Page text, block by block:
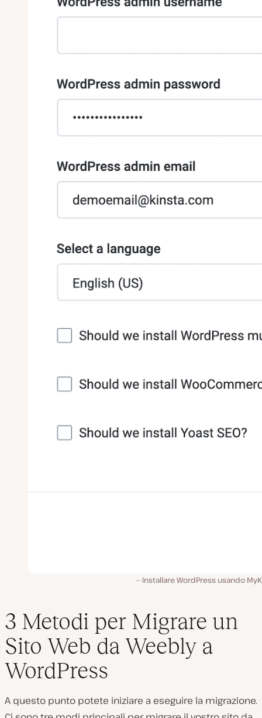
Installare WordPress usando
3 Metodi per Migrare un
Sito Web da Weebly a
WordPress
A questo punto potete iniziare a eseguire la migrazione.